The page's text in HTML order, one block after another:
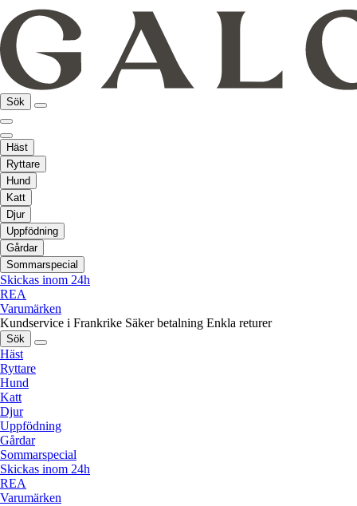
Sök
Häst
Ryttare
Hund
Katt
Djur
Uppfödning
Gårdar
Sommarspecial
Skickas inom 24h
REA
Varumärken
Kundservice i Frankrike Säker betalning Enkla returer
Sök
Häst
Ryttare
Hund
Katt
Djur
Uppfödning
Gårdar
Sommarspecial
Skickas inom 24h
REA
Varumärken